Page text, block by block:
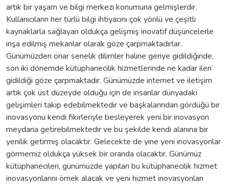
artık bir yaşam ve bilgi merkezi konumuna gelmişlerdir.
Kullanıcıların her türlü bilgi ihtiyacını çok yönlü ve çeşitli
kaynaklarla sağlayan oldukça gelişmiş inovatif düşüncelerle
inşa edilmiş mekanlar olarak göze çarpmaktadırlar.
Günümüzden onar senelik dilimler haline geriye gidildiğinde,
son iki dönemde kütüphanecilik hizmetlerinde ne kadar ileri
gidildiği göze çarpmaktadır. Günümüzde internet ve iletişim
artık çok üst düzeyde olduğu için de insanlar dünyadaki
gelişimleri takip edebilmektedir ve başkalarından gördüğü bir
inovasyonu kendi fikirleriyle besleyerek yeni bir inovasyon
meydana getirebilmektedir ve bu şekilde kendi alanına bir
yenilik getirmiş olacaktır. Gelecekte de yine yeni inovasyonlar
görmemiz oldukça yüksek bir oranda olacaktır. Günümüz
kütüphanecileri, günümüzde yapılan bu kütüphanecilik hizmet
inovasyonlarını örnek alacak ve yeni hizmet inovasyonları